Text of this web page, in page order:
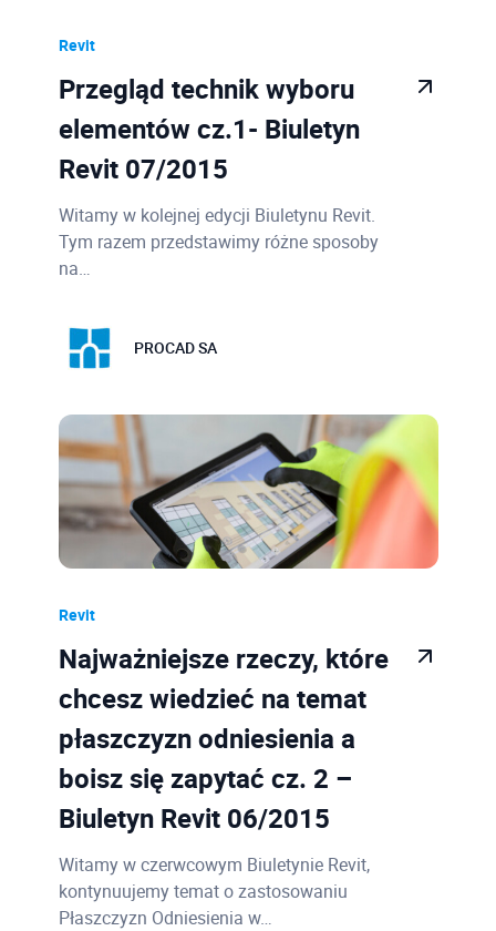
Revit
Przegląd technik wyboru
elementów cz.1- Biuletyn
Revit 07/2015
Witamy w kolejnej edycji Biuletynu Revit.
Tym razem przedstawimy różne sposoby
na…
PROCAD SA
Revit
Najważniejsze rzeczy, które
chcesz wiedzieć na temat
płaszczyzn odniesienia a
boisz się zapytać cz. 2 –
Biuletyn Revit 06/2015
Witamy w czerwcowym Biuletynie Revit,
kontynuujemy temat o zastosowaniu
Płaszczyzn Odniesienia w…